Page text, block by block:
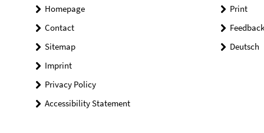
Homepage
Contact
Sitemap
Imprint
Privacy Policy
Accessibility Statement
Print
Feedback
Deutsch